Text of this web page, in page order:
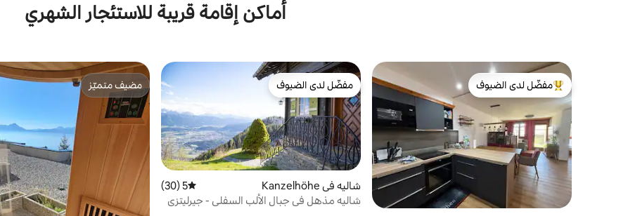
أماكن إقامة قريبة للاستئجار الشهري
من أبرز البيوت المفضّلة لدى الضيوف
مفضّل لدى الضيوف
مفضّل لدى الضيوف
مفضّل لدى الضيوف
شاليه في Kanzelhöhe متوسط التقييم 5 من 5، 30 مراجعات
5 (30)
شاليه مذهل في جبال الألب السفلى - جيرليتزي
مضيف متميّز
مضيف متميّز